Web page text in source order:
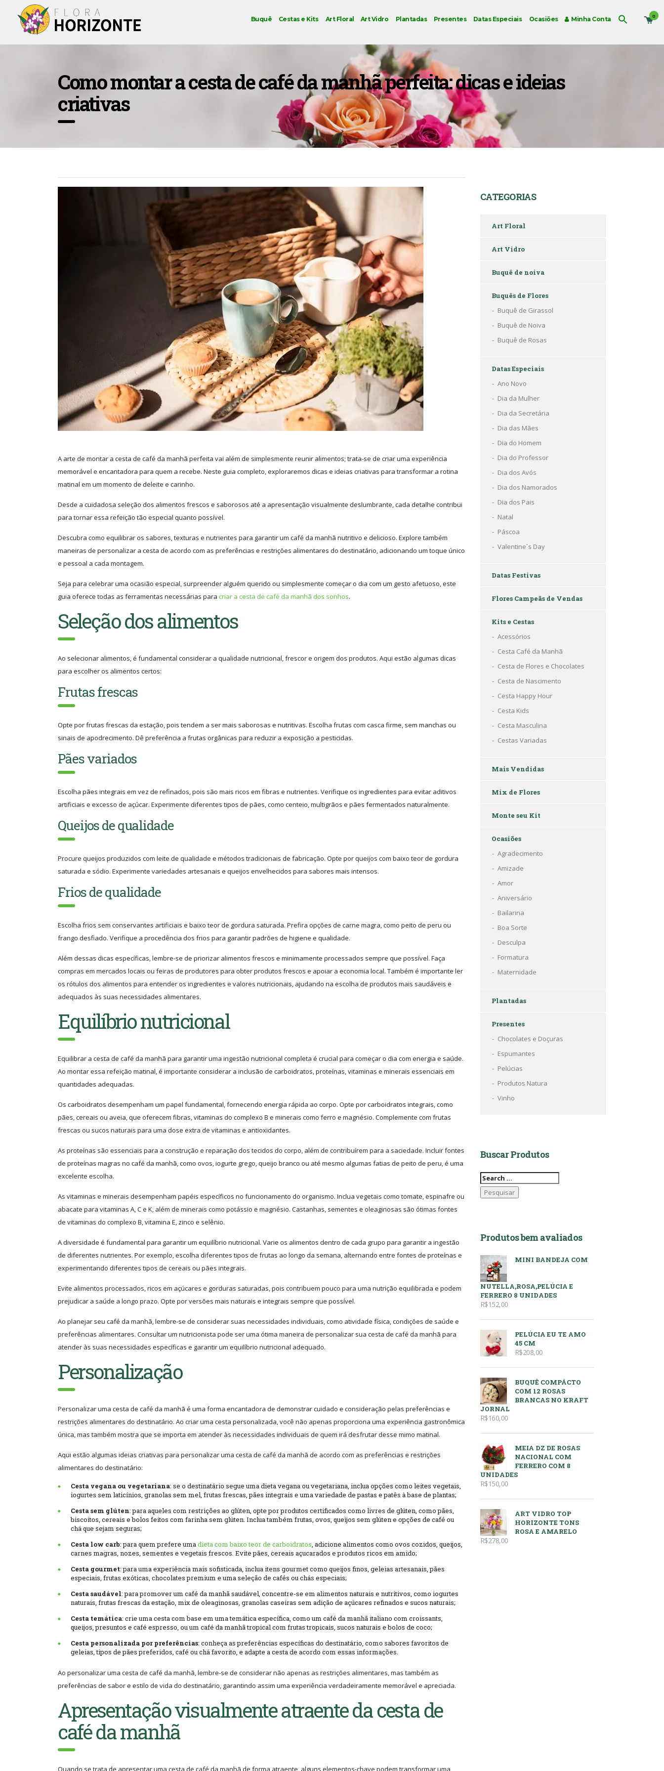
0
Buquê Cestas e Kits Art Floral Art Vidro Plantadas Presentes Datas Especiais Ocasiões Minha Conta
Como montar a cesta de café da manhã perfeita: dicas e ideias
criativas
A arte de montar a cesta de café da manhã perfeita vai além de simplesmente reunir alimentos; trata-se de criar uma experiência
memorável e encantadora para quem a recebe. Neste guia completo, exploraremos dicas e ideias criativas para transformar a rotina
matinal em um momento de deleite e carinho.
Desde a cuidadosa seleção dos alimentos frescos e saborosos até a apresentação visualmente deslumbrante, cada detalhe contribui
para tornar essa refeição tão especial quanto possível.
Descubra como equilibrar os sabores, texturas e nutrientes para garantir um café da manhã nutritivo e delicioso. Explore também
maneiras de personalizar a cesta de acordo com as preferências e restrições alimentares do destinatário, adicionando um toque único
e pessoal a cada montagem.
Seja para celebrar uma ocasião especial, surpreender alguém querido ou simplesmente começar o dia com um gesto afetuoso, este
guia oferece todas as ferramentas necessárias para criar a cesta de café da manhã dos sonhos.
Seleção dos alimentos
Ao selecionar alimentos, é fundamental considerar a qualidade nutricional, frescor e origem dos produtos. Aqui estão algumas dicas
para escolher os alimentos certos:
Frutas frescas
Opte por frutas frescas da estação, pois tendem a ser mais saborosas e nutritivas. Escolha frutas com casca firme, sem manchas ou
sinais de apodrecimento. Dê preferência a frutas orgânicas para reduzir a exposição a pesticidas.
Pães variados
Escolha pães integrais em vez de refinados, pois são mais ricos em fibras e nutrientes. Verifique os ingredientes para evitar aditivos
artificiais e excesso de açúcar. Experimente diferentes tipos de pães, como centeio, multigrãos e pães fermentados naturalmente.
Queijos de qualidade
Procure queijos produzidos com leite de qualidade e métodos tradicionais de fabricação. Opte por queijos com baixo teor de gordura
saturada e sódio. Experimente variedades artesanais e queijos envelhecidos para sabores mais intensos.
Frios de qualidade
Escolha frios sem conservantes artificiais e baixo teor de gordura saturada. Prefira opções de carne magra, como peito de peru ou
frango desfiado. Verifique a procedência dos frios para garantir padrões de higiene e qualidade.
Além dessas dicas específicas, lembre-se de priorizar alimentos frescos e minimamente processados sempre que possível. Faça
compras em mercados locais ou feiras de produtores para obter produtos frescos e apoiar a economia local. Também é importante ler
os rótulos dos alimentos para entender os ingredientes e valores nutricionais, ajudando na escolha de produtos mais saudáveis e
adequados às suas necessidades alimentares.
Equilíbrio nutricional
Equilibrar a cesta de café da manhã para garantir uma ingestão nutricional completa é crucial para começar o dia com energia e saúde.
Ao montar essa refeição matinal, é importante considerar a inclusão de carboidratos, proteínas, vitaminas e minerais essenciais em
quantidades adequadas.
Os carboidratos desempenham um papel fundamental, fornecendo energia rápida ao corpo. Opte por carboidratos integrais, como
pães, cereais ou aveia, que oferecem fibras, vitaminas do complexo B e minerais como ferro e magnésio. Complemente com frutas
frescas ou sucos naturais para uma dose extra de vitaminas e antioxidantes.
As proteínas são essenciais para a construção e reparação dos tecidos do corpo, além de contribuírem para a saciedade. Incluir fontes
de proteínas magras no café da manhã, como ovos, iogurte grego, queijo branco ou até mesmo algumas fatias de peito de peru, é uma
excelente escolha.
As vitaminas e minerais desempenham papéis específicos no funcionamento do organismo. Inclua vegetais como tomate, espinafre ou
abacate para vitaminas A, C e K, além de minerais como potássio e magnésio. Castanhas, sementes e oleaginosas são ótimas fontes
de vitaminas do complexo B, vitamina E, zinco e selênio.
A diversidade é fundamental para garantir um equilíbrio nutricional. Varie os alimentos dentro de cada grupo para garantir a ingestão
de diferentes nutrientes. Por exemplo, escolha diferentes tipos de frutas ao longo da semana, alternando entre fontes de proteínas e
experimentando diferentes tipos de cereais ou pães integrais.
Evite alimentos processados, ricos em açúcares e gorduras saturadas, pois contribuem pouco para uma nutrição equilibrada e podem
prejudicar a saúde a longo prazo. Opte por versões mais naturais e integrais sempre que possível.
Ao planejar seu café da manhã, lembre-se de considerar suas necessidades individuais, como atividade física, condições de saúde e
preferências alimentares. Consultar um nutricionista pode ser uma ótima maneira de personalizar sua cesta de café da manhã para
atender às suas necessidades específicas e garantir um equilíbrio nutricional adequado.
Personalização
Personalizar uma cesta de café da manhã é uma forma encantadora de demonstrar cuidado e consideração pelas preferências e
restrições alimentares do destinatário. Ao criar uma cesta personalizada, você não apenas proporciona uma experiência gastronômica
única, mas também mostra que se importa em atender às necessidades individuais de quem irá desfrutar desse mimo matinal.
Aqui estão algumas ideias criativas para personalizar uma cesta de café da manhã de acordo com as preferências e restrições
alimentares do destinatário:
Cesta vegana ou vegetariana: se o destinatário segue uma dieta vegana ou vegetariana, inclua opções como leites vegetais,
iogurtes sem laticínios, granolas sem mel, frutas frescas, pães integrais e uma variedade de pastas e patês à base de plantas;
Cesta sem glúten: para aqueles com restrições ao glúten, opte por produtos certificados como livres de glúten, como pães,
biscoitos, cereais e bolos feitos com farinha sem glúten. Inclua também frutas, ovos, queijos sem glúten e opções de café ou
chá que sejam seguras;
Cesta low carb: para quem prefere umadieta com baixo teor de carboidratos, adicione alimentos como ovos cozidos, queijos,
carnes magras, nozes, sementes e vegetais frescos. Evite pães, cereais açucarados e produtos ricos em amido;
Cesta gourmet: para uma experiência mais sofisticada, inclua itens gourmet como queijos finos, geleias artesanais, pães
especiais, frutas exóticas, chocolates premium e uma seleção de cafés ou chás especiais;
Cesta saudável: para promover um café da manhã saudável, concentre-se em alimentos naturais e nutritivos, como iogurtes
naturais, frutas frescas da estação, mix de oleaginosas, granolas caseiras sem adição de açúcares refinados e sucos naturais;
Cesta temática: crie uma cesta com base em uma temática específica, como um café da manhã italiano com croissants,
queijos, presuntos e café espresso, ou um café da manhã tropical com frutas tropicais, sucos naturais e bolos de coco;
Cesta personalizada por preferências: conheça as preferências específicas do destinatário, como sabores favoritos de
geleias, tipos de pães preferidos, café ou chá favorito, e adapte a cesta de acordo com essas informações.
Ao personalizar uma cesta de café da manhã, lembre-se de considerar não apenas as restrições alimentares, mas também as
preferências de sabor e estilo de vida do destinatário, garantindo assim uma experiência verdadeiramente memorável e apreciada.
Apresentação visualmente atraente da cesta de
café da manhã
Quando se trata de apresentar uma cesta de café da manhã de forma atraente, alguns elementos-chave podem transformar uma
CATEGORIAS
Art Floral
Art Vidro
Buquê de noiva
Buquês de Flores
Buquê de Girassol
Buquê de Noiva
Buquê de Rosas
Datas Especiais
Ano Novo
Dia da Mulher
Dia da Secretária
Dia das Mães
Dia do Homem
Dia do Professor
Dia dos Avós
Dia dos Namorados
Dia dos Pais
Natal
Páscoa
Valentine´s Day
Datas Festivas
Flores Campeãs de Vendas
Kits e Cestas
Acessórios
Cesta Café da Manhã
Cesta de Flores e Chocolates
Cesta de Nascimento
Cesta Happy Hour
Cesta Kids
Cesta Masculina
Cestas Variadas
Mais Vendidas
Mix de Flores
Monte seu Kit
Ocasiões
Agradecimento
Amizade
Amor
Aniversário
Bailarina
Boa Sorte
Desculpa
Formatura
Maternidade
Plantadas
Presentes
Chocolates e Doçuras
Espumantes
Pelúcias
Produtos Natura
Vinho
Buscar Produtos
Pesquisar
por:
Produtos bem avaliados
MINI BANDEJA COM
NUTELLA,ROSA,PELÚCIA E
FERRERO 8 UNIDADES
R$152,00
PELÚCIA EU TE AMO
45 CM
R$208,00
BUQUÊ COMPÁCTO
COM 12 ROSAS
BRANCAS NO KRAFT
JORNAL
R$160,00
MEIA DZ DE ROSAS
NACIONAL COM
FERRERO COM 8
UNIDADES
R$150,00
ART VIDRO TOP
HORIZONTE TONS
ROSA E AMARELO
R$278,00